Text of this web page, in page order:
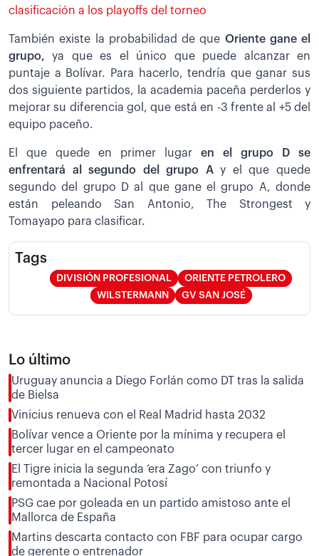
clasificación a los playoffs del torneo
También existe la probabilidad de que Oriente gane el
grupo, ya que es el único que puede alcanzar en
puntaje a Bolívar. Para hacerlo, tendría que ganar sus
dos siguiente partidos, la academia paceña perderlos y
mejorar su diferencia gol, que está en -3 frente al +5 del
equipo paceño.
El que quede en primer lugar en el grupo D se
enfrentará al segundo del grupo Ay el que quede
segundo del grupo D al que gane el grupo A, donde
están peleando San Antonio, The Strongest y
Tomayapo para clasificar.
Tags
DIVISIÓN PROFESIONAL
ORIENTE PETROLERO
WILSTERMANN
GV SAN JOSÉ
Lo último
Uruguay anuncia a Diego Forlán como DT tras la salida
de Bielsa
Vinicius renueva con el Real Madrid hasta 2032
Bolívar vence a Oriente por la mínima y recupera el
tercer lugar en el campeonato
El Tigre inicia la segunda ‘era Zago’ con triunfo y
remontada a Nacional Potosí
PSG cae por goleada en un partido amistoso ante el
Mallorca de España
Martins descarta contacto con FBF para ocupar cargo
de gerente o entrenador